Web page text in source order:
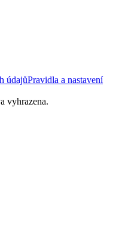
údajůPravidla a nastavení
vyhrazena.